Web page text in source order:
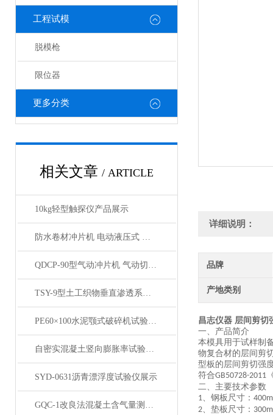
工程试模
脱模枪
限位器
更多分类
相关文章 / ARTICLE
10kg轻型触探仪产品展示
防水卷材冲片机 电动液压式 产品简介
QDCP-90型气动冲片机 气动切割 产品展示
TSY-9型土工织物垂直渗透系数测定仪产品简介
PE60×100水泥颚式破碎机试验用密封式岩石尾料粉碎机展示
自密实混凝土竖向膨胀率试验仪产品展示
SYD-0631沥青漂浮度试验仪展示
GQC-1改良法混凝土含气量测定仪产品展示
详细说明：
品牌
产地类别
昌志仪器 层间剪切
一、产品简介
本模具用于试样制
物复合材的层间剪
型板的层间剪切强
符合GB50728-2011
二、主要技术参数
1、钢板尺寸：
2、垫板尺寸：